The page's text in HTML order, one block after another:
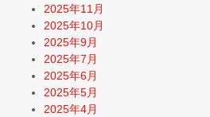
2025年11月
2025年10月
2025年9月
2025年7月
2025年6月
2025年5月
2025年4月